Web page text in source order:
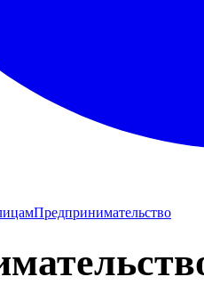
Предпринимательство